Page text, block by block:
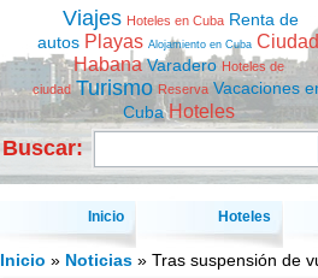
Viajes Hoteles en Cuba Renta de
autos Playas Alojamiento en Cuba Ciudad
Habana Varadero Hoteles de
ciudad Turismo Reserva Vacaciones
Cuba Hoteles
Buscar:
Inicio Hoteles
Inicio » Noticias» Tras suspensión de